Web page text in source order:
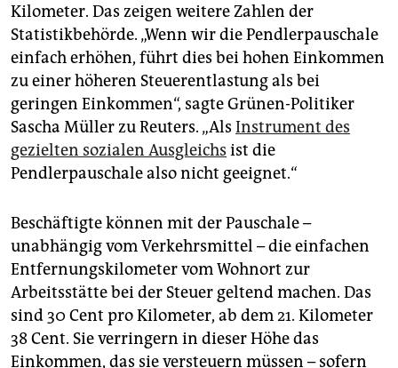
Kilometer. Das zeigen weitere Zahlen der
Statistikbehörde. „Wenn wir die Pendlerpauschale
einfach erhöhen, führt dies bei hohen Einkommen
zu einer höheren Steuerentlastung als bei
geringen Einkommen“, sagte Grünen-Politiker
Sascha Müller zu Reuters. „Als Instrument des
gezielten sozialen Ausgleichs ist die
Pendlerpauschale also nicht geeignet.“
Beschäftigte können mit der Pauschale –
unabhängig vom Verkehrsmittel – die einfachen
Entfernungskilometer vom Wohnort zur
Arbeitsstätte bei der Steuer geltend machen. Das
sind 30 Cent pro Kilometer, ab dem 21. Kilometer
38 Cent. Sie verringern in dieser Höhe das
Einkommen, das sie versteuern müssen – sofern